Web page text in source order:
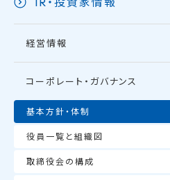
経営情報
コーポレート・ガバナンス
基本方針・体制
役員一覧と組織図
取締役会の構成